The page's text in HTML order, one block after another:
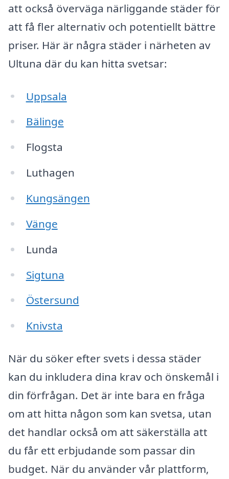
att också överväga närliggande städer för
att få fler alternativ och potentiellt bättre
priser. Här är några städer i närheten av
Ultuna där du kan hitta svetsar:
Uppsala
Bälinge
Flogsta
Luthagen
Kungsängen
Vänge
Lunda
Sigtuna
Östersund
Knivsta
När du söker efter svets i dessa städer
kan du inkludera dina krav och önskemål i
din förfrågan. Det är inte bara en fråga
om att hitta någon som kan svetsa, utan
det handlar också om att säkerställa att
du får ett erbjudande som passar din
budget. När du använder vår plattform,